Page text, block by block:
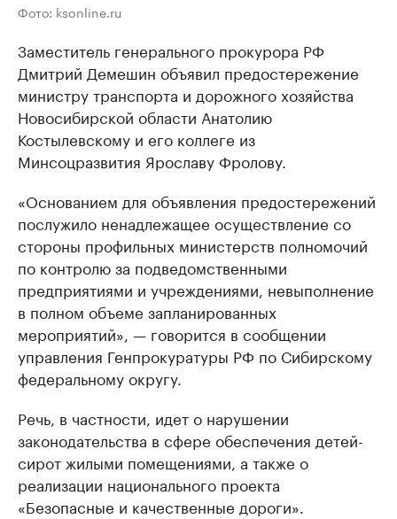
Фото: ksonline.ru
Заместитель генерального прокурора РФ
Дмитрий Демешин объявил предостережение
министру транспорта и дорожного хозяйства
Новосибирской области Анатолию
Костылевскому и его коллеге из
Минсоцразвития Ярославу Фролову.
«Основанием для объявления предостережений
послужило ненадлежащее осуществление со
стороны профильных министерств полномочий
по контролю за подведомственными
предприятиями и учреждениями, невыполнение
в полном объеме запланированных
мероприятий», — говорится в сообщении
управления Генпрокуратуры РФ по Сибирскому
федеральному округу.
Речь, в частности, идет о нарушении
законодательства в сфере обеспечения детей-
сирот жилыми помещениями, а также о
реализации национального проекта
«Безопасные и качественные дороги».